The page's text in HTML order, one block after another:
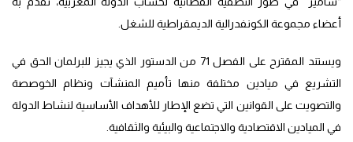
أعضاء مجموعة الكونفدرالية الديمقراطية للشغل.
ويستند المقترح على الفصل 71 من الدستور الذي يجيز للبرلمان الحق في
التشريع في ميادين مختلفة منها تأميم المنشآت ونظام الخوصصة
والتصويت على القوانين التي تضع الإطار للأهداف الأساسية لنشاط الدولة
في الميادين الاقتصادية والاجتماعية والبيئية والثقافية.